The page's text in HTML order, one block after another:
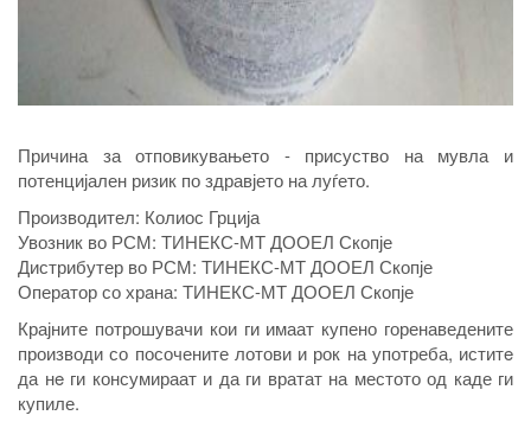
Причина за отповикувањето - присуство на мувла и
потенцијален ризик по здравјето на луѓето.
Производител: Колиос Грција
Увозник во РСМ: ТИНЕКС-МТ ДООЕЛ Скопје
Дистрибутер во РСМ: ТИНЕКС-МТ ДООЕЛ Скопје
Оператор со хрaна: ТИНЕКС-МТ ДООЕЛ Скопје
Крајните потрошувачи кои ги имаат купено горенаведените
производи со посочените лотови и рок на употреба, иститe
да нe ги консумираат и да ги вратат на местото од каде ги
купиле.